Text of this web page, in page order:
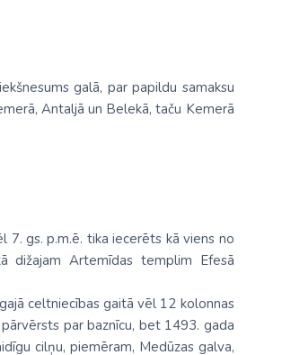
galā, par papildu samaksu
Antaljā un Belekā, taču Kemerā
gs. p.m.ē. tika iecerēts kā viens no
dižajam Artemīdas templim Efesā
celtniecības gaitā vēl 12 kolonnas
par baznīcu, bet 1493. gada
cilņu, piemēram, Medūzas galva,